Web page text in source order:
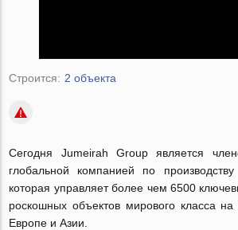
Строится: 2 объекта
Сегодня Jumeirah Group является
глобальной компанией по
которая управляет более чем 6500
роскошных объектов мирового класса
Европе и Азии.